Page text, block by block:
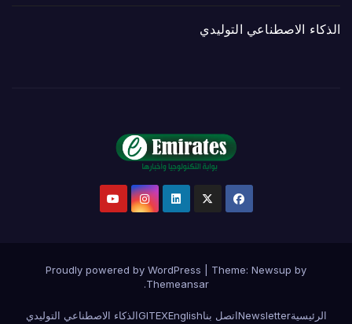
الذكاء الاصطناعي التوليدي
Proudly powered by WordPress Theme: Newsup by
Themeansar
.
الرئيسيةNewsletterاتصل بناEnglish
GITEXالذكاء الاصطناعي التوليدي